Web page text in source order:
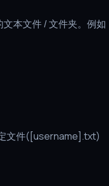
本文件 / 文件夹。例如
文件([username].txt)